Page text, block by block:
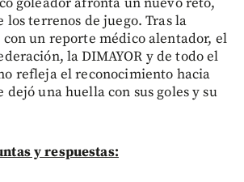
los terrenos de juego. Tras la
un reporte médico alentador, el
la DIMAYOR y de todo el
refleja el reconocimiento hacia
una huella con sus goles y su
y respuestas: